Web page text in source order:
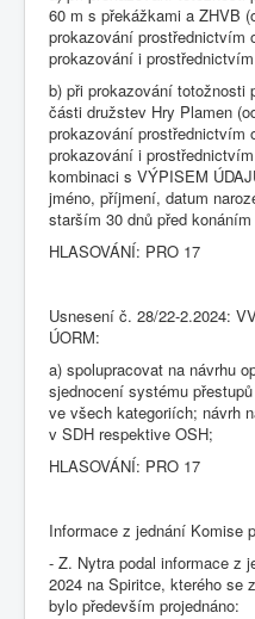
60 m s překážkami a ZHVB
prokazování prostřednictvím
prokazování i
b) při prokazování totožnosti
části družstev Hry Plamen
prokazování prostřednictvím
prokazování i
kombinaci s VÝPISEM
jméno, příjmení, datum
starším 30 dnů před
HLASOVÁNÍ: PRO 17
Usnesení č. 28/22-2.2024:
ÚORM:
a) spolupracovat na návrhu
sjednocení systému
ve všech kategoriích; návrh
v SDH respektive OSH;
HLASOVÁNÍ: PRO 17
Informace z jednání Komise
- Z. Nytra podal informace z
2024 na Spiritce, kterého se
bylo především projednáno: